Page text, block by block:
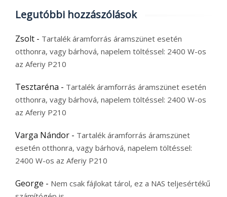
Legutóbbi hozzászólások
Zsolt - Tartalék áramforrás áramszünet esetén
otthonra, vagy bárhová, napelem töltéssel: 2400 W-os
az Aferiy P210
Tesztaréna - Tartalék áramforrás áramszünet esetén
otthonra, vagy bárhová, napelem töltéssel: 2400 W-os
az Aferiy P210
Varga Nándor - Tartalék áramforrás áramszünet
esetén otthonra, vagy bárhová, napelem töltéssel:
2400 W-os az Aferiy P210
George - Nem csak fájlokat tárol, ez a NAS teljesértékű